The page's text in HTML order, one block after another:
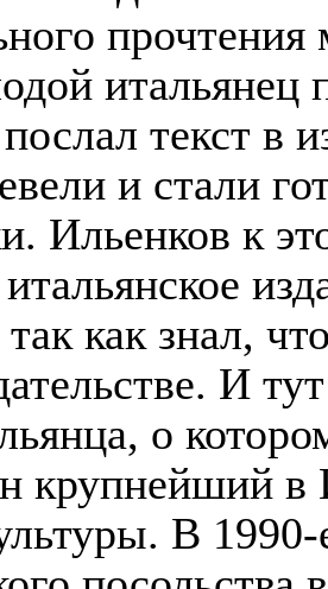
итальянец
текст в
и стали
Ильенков к
итальянское
как знал,
И
о
крупнейший в
В 1990-